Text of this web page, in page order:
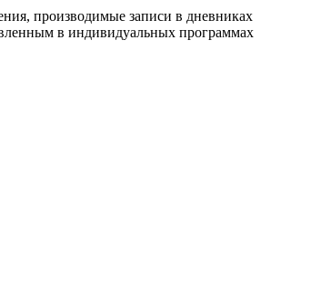
производимые записи в дневниках
в индивидуальных программах